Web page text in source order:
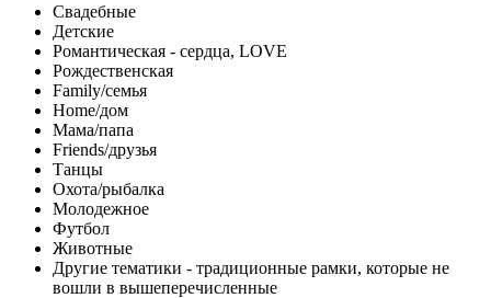
Свадебные
Детские
Романтическая - сердца, LOVE
Рождественская
Family/семья
Home/дом
Мама/папа
Friends/друзья
Танцы
Охота/рыбалка
Молодежное
Футбол
Животные
Другие тематики - традиционные рамки, которые не
вошли в вышеперечисленные